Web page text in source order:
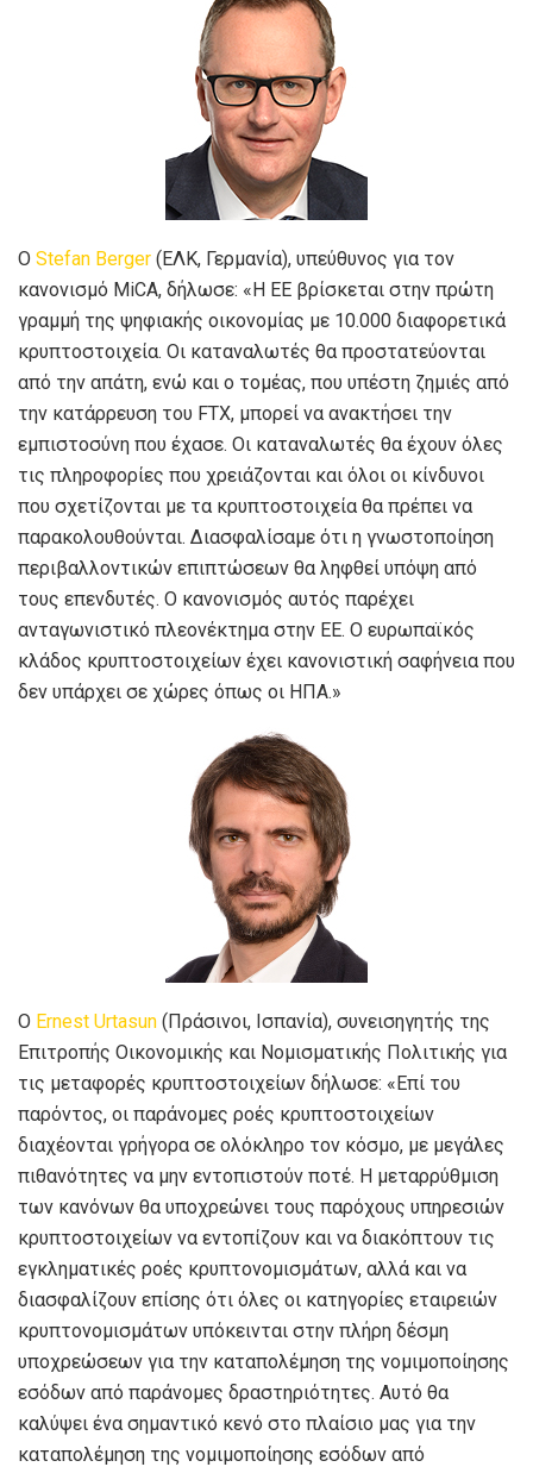
Ο Stefan Berger (ΕΛΚ, Γερμανία), υπεύθυνος για τον
κανονισμό MiCA, δήλωσε: «Η ΕΕ βρίσκεται στην πρώτη
γραμμή της ψηφιακής οικονομίας με 10.000 διαφορετικά
κρυπτοστοιχεία. Οι καταναλωτές θα προστατεύονται
από την απάτη, ενώ και ο τομέας, που υπέστη ζημιές από
την κατάρρευση του FTX, μπορεί να ανακτήσει την
εμπιστοσύνη που έχασε. Οι καταναλωτές θα έχουν όλες
τις πληροφορίες που χρειάζονται και όλοι οι κίνδυνοι
που σχετίζονται με τα κρυπτοστοιχεία θα πρέπει να
παρακολουθούνται. Διασφαλίσαμε ότι η γνωστοποίηση
περιβαλλοντικών επιπτώσεων θα ληφθεί υπόψη από
τους επενδυτές. Ο κανονισμός αυτός παρέχει
ανταγωνιστικό πλεονέκτημα στην ΕΕ. Ο ευρωπαϊκός
κλάδος κρυπτοστοιχείων έχει κανονιστική σαφήνεια που
δεν υπάρχει σε χώρες όπως οι ΗΠΑ.»
Ο Ernest Urtasun (Πράσινοι, Ισπανία), συνεισηγητής της
Επιτροπής Οικονομικής και Νομισματικής Πολιτικής για
τις μεταφορές κρυπτοστοιχείων δήλωσε: «Επί του
παρόντος, οι παράνομες ροές κρυπτοστοιχείων
διαχέονται γρήγορα σε ολόκληρο τον κόσμο, με μεγάλες
πιθανότητες να μην εντοπιστούν ποτέ. Η μεταρρύθμιση
των κανόνων θα υποχρεώνει τους παρόχους υπηρεσιών
κρυπτοστοιχείων να εντοπίζουν και να διακόπτουν τις
εγκληματικές ροές κρυπτονομισμάτων, αλλά και να
διασφαλίζουν επίσης ότι όλες οι κατηγορίες εταιρειών
κρυπτονομισμάτων υπόκεινται στην πλήρη δέσμη
υποχρεώσεων για την καταπολέμηση της νομιμοποίησης
εσόδων από παράνομες δραστηριότητες. Αυτό θα
καλύψει ένα σημαντικό κενό στο πλαίσιο μας για την
καταπολέμηση της νομιμοποίησης εσόδων από